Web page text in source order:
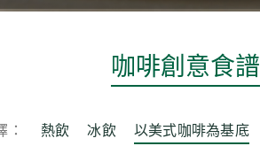
咖啡創意食譜
： 熱飲 冰飲 以美式咖啡為基底